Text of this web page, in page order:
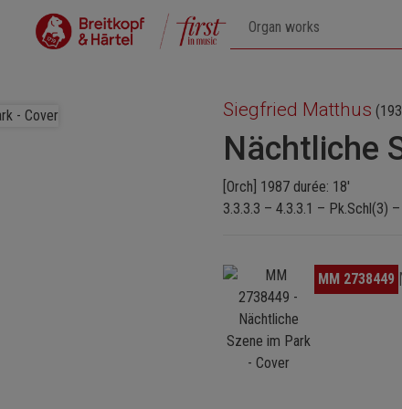
Siegfried Matthus
Nächtliche
[Orch] 1987 durée: 18'
3.3.3.3 – 4.3.3.1 – Pk.Schl(3)
Ignorer la galerie d'images
MM 2738449